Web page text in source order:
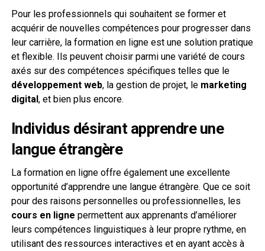
Pour les professionnels qui souhaitent se former et
acquérir de nouvelles compétences pour progresser dans
leur carrière, la formation en ligne est une solution pratique
et flexible. Ils peuvent choisir parmi une variété de cours
axés sur des compétences spécifiques telles que le
développement web, la gestion de projet, le marketing
digital, et bien plus encore.
Individus désirant apprendre une
langue étrangère
La formation en ligne offre également une excellente
opportunité d’apprendre une langue étrangère. Que ce soit
pour des raisons personnelles ou professionnelles, les
cours en ligne permettent aux apprenants d’améliorer
leurs compétences linguistiques à leur propre rythme, en
utilisant des ressources interactives et en ayant accès à